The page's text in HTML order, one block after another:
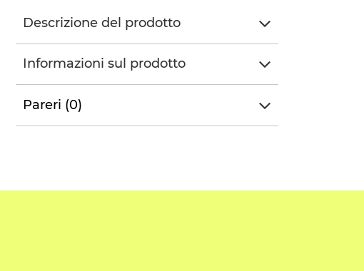
Descrizione del prodotto
Informazioni sul prodotto
Pareri (0)